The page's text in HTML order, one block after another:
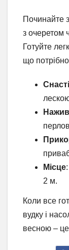
Починайте
з очеретом
Готуйте
що
Снасті
Місце
2 м.
Коли все
вудку і
весною – це